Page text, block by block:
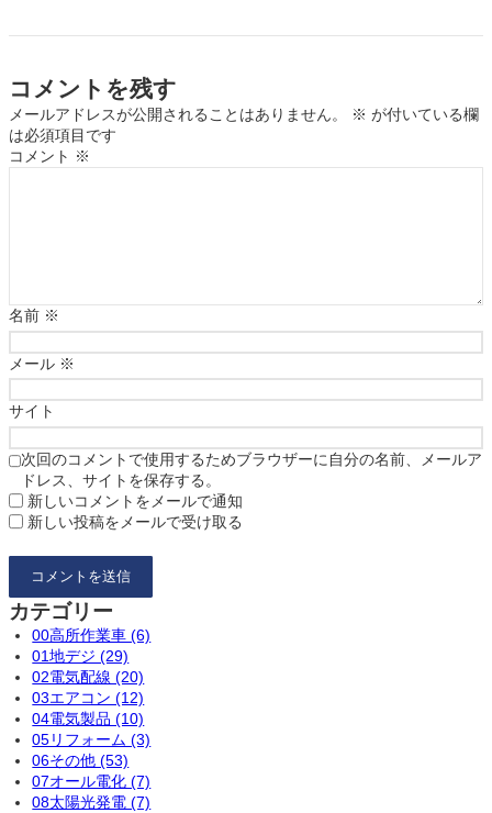
コメントを残す
メールアドレスが公開されることはありません。 ※ が付いている欄
は必須項目です
コメント ※
名前 ※
メール ※
サイト
次回のコメントで使用するためブラウザーに自分の名前、メールア
ドレス、サイトを保存する。
新しいコメントをメールで通知
新しい投稿をメールで受け取る
カテゴリー
00高所作業車 (6)
01地デジ (29)
02電気配線 (20)
03エアコン (12)
04電気製品 (10)
05リフォーム (3)
06その他 (53)
07オール電化 (7)
08太陽光発電 (7)